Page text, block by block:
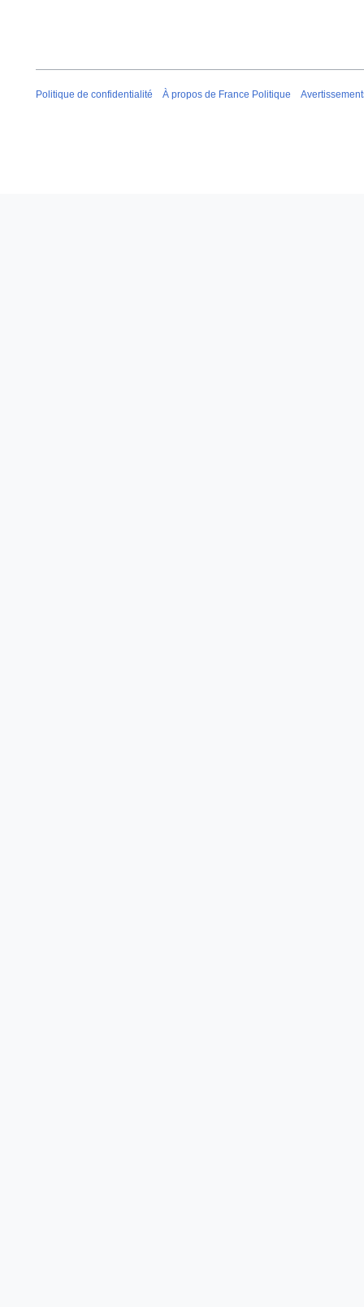
Politique de confidentialité À propos de France Politique